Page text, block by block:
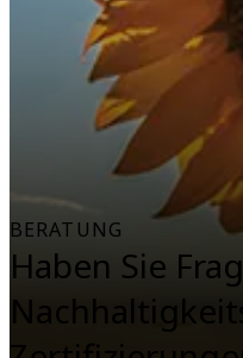
BERATUNG
Haben Sie